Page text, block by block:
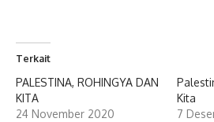
Terkait
PALESTINA, ROHINGYA DAN
KITA
24 November 2020
Kita
7